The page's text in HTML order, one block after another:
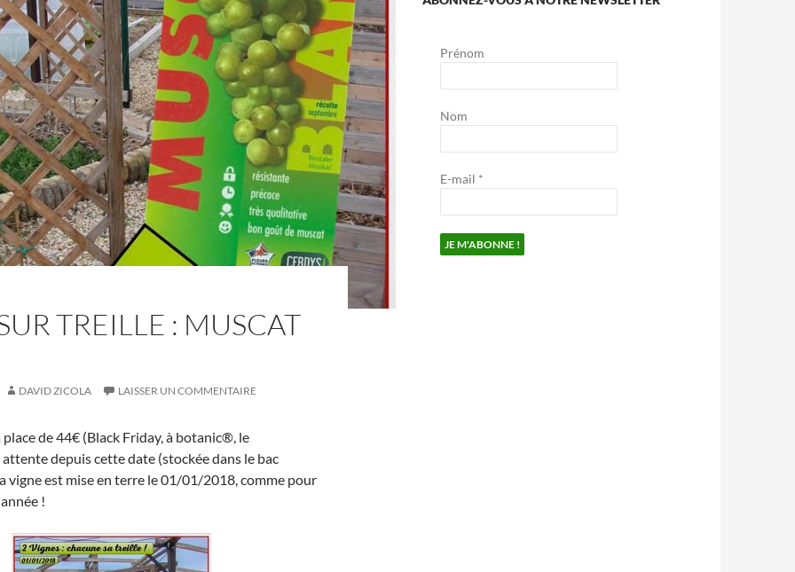
TREILLE : MUSCAT
DAVID ZICOLA LAISSER UN COMMENTAIRE
de 44€ (Black Friday, à botanic®, le
depuis cette date (stockée dans le bac
vigne est mise en terre le 01/01/2018, comme pour
!
Prénom
Nom
E-mail *